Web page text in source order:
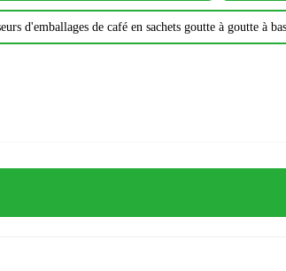
d'emballages de café en sachets goutte à goutte à